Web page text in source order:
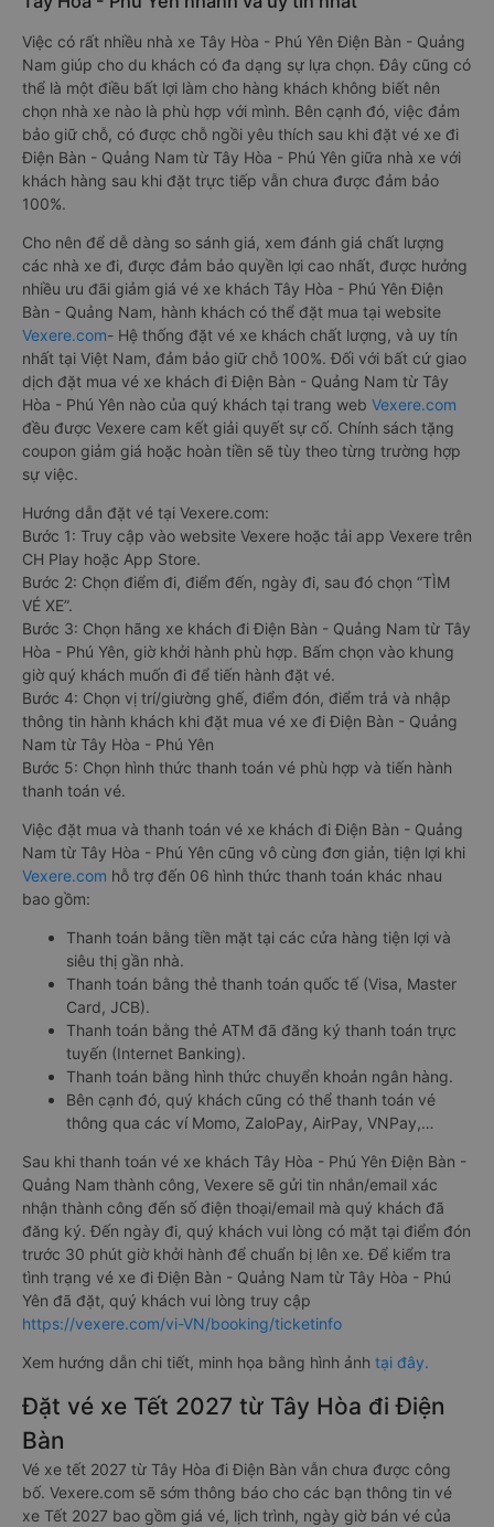
Việc có rất nhiều nhà xe Tây Hòa - Phú Yên Điện Bàn - Quảng
Nam giúp cho du khách có đa dạng sự lựa chọn. Đây cũng có
thể là một điều bất lợi làm cho hàng khách không biết nên
chọn nhà xe nào là phù hợp với mình. Bên cạnh đó, việc đảm
bảo giữ chỗ, có được chỗ ngồi yêu thích sau khi đặt vé xe đi
Điện Bàn - Quảng Nam từ Tây Hòa - Phú Yên giữa nhà xe với
khách hàng sau khi đặt trực tiếp vẫn chưa được đảm bảo
100%.
Cho nên để dễ dàng so sánh giá, xem đánh giá chất lượng
các nhà xe đi, được đảm bảo quyền lợi cao nhất, được hưởng
nhiều ưu đãi giảm giá vé xe khách Tây Hòa - Phú Yên Điện
Bàn - Quảng Nam, hành khách có thể đặt mua tại website
Vexere.com- Hệ thống đặt vé xe khách chất lượng, và uy tín
nhất tại Việt Nam, đảm bảo giữ chỗ 100%. Đối với bất cứ giao
dịch đặt mua vé xe khách đi Điện Bàn - Quảng Nam từ Tây
Hòa - Phú Yên nào của quý khách tại trang web Vexere.com
đều được Vexere cam kết giải quyết sự cố. Chính sách tặng
coupon giảm giá hoặc hoàn tiền sẽ tùy theo từng trường hợp
sự việc.
Hướng dẫn đặt vé tại Vexere.com:
Bước 1: Truy cập vào website Vexere hoặc tải app Vexere trên
CH Play hoặc App Store.
Bước 2: Chọn điểm đi, điểm đến, ngày đi, sau đó chọn “TÌM
VÉ XE”.
Bước 3: Chọn hãng xe khách đi Điện Bàn - Quảng Nam từ Tây
Hòa - Phú Yên, giờ khởi hành phù hợp. Bấm chọn vào khung
giờ quý khách muốn đi để tiến hành đặt vé.
Bước 4: Chọn vị trí/giường ghế, điểm đón, điểm trả và nhập
thông tin hành khách khi đặt mua vé xe đi Điện Bàn - Quảng
Nam từ Tây Hòa - Phú Yên
Bước 5: Chọn hình thức thanh toán vé phù hợp và tiến hành
thanh toán vé.
Việc đặt mua và thanh toán vé xe khách đi Điện Bàn - Quảng
Nam từ Tây Hòa - Phú Yên cũng vô cùng đơn giản, tiện lợi khi
Vexere.com hỗ trợ đến 06 hình thức thanh toán khác nhau
bao gồm:
Thanh toán bằng tiền mặt tại các cửa hàng tiện lợi và
siêu thị gần nhà.
Thanh toán bằng thẻ thanh toán quốc tế (Visa, Master
Card, JCB).
Thanh toán bằng thẻ ATM đã đăng ký thanh toán trực
tuyến (Internet Banking).
Thanh toán bằng hình thức chuyển khoản ngân hàng.
Bên cạnh đó, quý khách cũng có thể thanh toán vé
thông qua các ví Momo, ZaloPay, AirPay, VNPay,…
Sau khi thanh toán vé xe khách Tây Hòa - Phú Yên Điện Bàn -
Quảng Nam thành công, Vexere sẽ gửi tin nhắn/email xác
nhận thành công đến số điện thoại/email mà quý khách đã
đăng ký. Đến ngày đi, quý khách vui lòng có mặt tại điểm đón
trước 30 phút giờ khởi hành để chuẩn bị lên xe. Để kiểm tra
tình trạng vé xe đi Điện Bàn - Quảng Nam từ Tây Hòa - Phú
Yên đã đặt, quý khách vui lòng truy cập
https://vexere.com/vi-VN/booking/ticketinfo
Xem hướng dẫn chi tiết, minh họa bằng hình ảnh tại đây.
Đặt vé xe Tết 2027 từ Tây Hòa đi Điện
Bàn
Vé xe tết 2027 từ Tây Hòa đi Điện Bàn vẫn chưa được công
bố. Vexere.com sẽ sớm thông báo cho các bạn thông tin vé
xe Tết 2027 bao gồm giá vé, lịch trình, ngày giờ bán vé của